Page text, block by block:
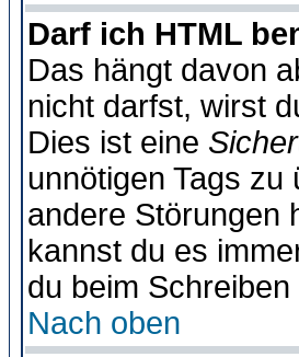
Darf ich HTML
Das hängt davon
nicht darfst, wirst
Dies ist eine
unnötigen Tags
andere Störungen
kannst du es
du beim
Nach oben